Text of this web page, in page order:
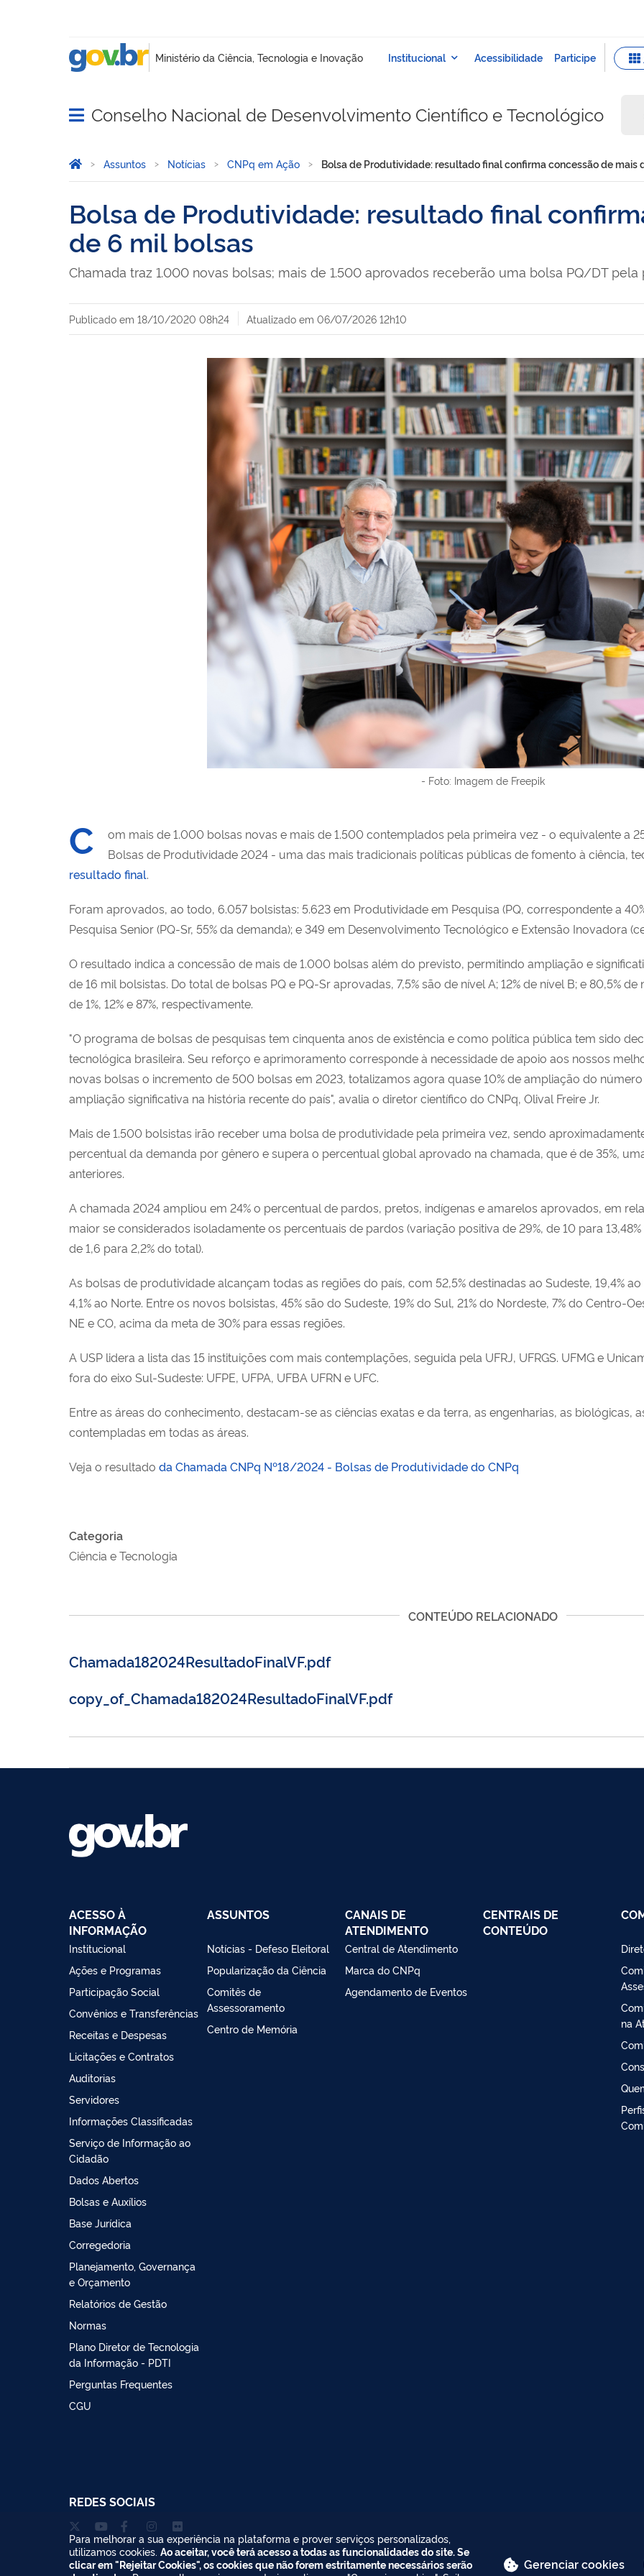
Abrir menu principal de navegação
Conselho Nacional de Desenvolvimento Científico e Tecnológico
Você está aqui:
Página Inicial
Assuntos Notícias CNPq em Ação Bolsa de Produtividade: resultado final confirma concessão de mais
Bolsa de Produtividade: resultado final
de 6 mil bolsas
Chamada traz 1.000 novas bolsas; mais de 1.500 aprovados receberão uma bolsa PQ/DT pela
Publicado em 18/10/2020 08h24 Atualizado em 06/07/2026 12h10
- Foto: Imagem de Freepik
C
om mais de 1.000 bolsas novas e mais de 1.500 contemplados pela primeira vez - o equivalente a
Bolsas de Produtividade 2024 - uma das mais tradicionais políticas públicas de fomento à ciência,
resultado final.
Foram aprovados, ao todo, 6.057 bolsistas: 5.623 em Produtividade em Pesquisa (PQ, correspondente a
Pesquisa Senior (PQ-Sr, 55% da demanda); e 349 em Desenvolvimento Tecnológico e Extensão Inovadora
O resultado indica a concessão de mais de 1.000 bolsas além do previsto, permitindo ampliação e
de 16 mil bolsistas. Do total de bolsas PQ e PQ-Sr aprovadas, 7,5% são de nível A; 12% de nível B; e 80,5%
de 1%, 12% e 87%, respectivamente.
"O programa de bolsas de pesquisas tem cinquenta anos de existência e como política pública tem sido
tecnológica brasileira. Seu reforço e aprimoramento corresponde à necessidade de apoio aos nossos
novas bolsas o incremento de 500 bolsas em 2023, totalizamos agora quase 10% de ampliação do
ampliação significativa na história recente do país", avalia o diretor científico do CNPq, Olival Freire Jr.
Mais de 1.500 bolsistas irão receber uma bolsa de produtividade pela primeira vez, sendo
percentual da demanda por gênero e supera o percentual global aprovado na chamada, que é de 35%,
anteriores.
A chamada 2024 ampliou em 24% o percentual de pardos, pretos, indígenas e amarelos aprovados, em
maior se considerados isoladamente os percentuais de pardos (variação positiva de 29%, de 10 para
de 1,6 para 2,2% do total).
As bolsas de produtividade alcançam todas as regiões do país, com 52,5% destinadas ao Sudeste, 19,4% ao
4,1% ao Norte. Entre os novos bolsistas, 45% são do Sudeste, 19% do Sul, 21% do Nordeste, 7% do Centro-
NE e CO, acima da meta de 30% para essas regiões.
A USP lidera a lista das 15 instituições com mais contemplações, seguida pela UFRJ, UFRGS. UFMG e
fora do eixo Sul-Sudeste: UFPE, UFPA, UFBA UFRN e UFC.
Entre as áreas do conhecimento, destacam-se as ciências exatas e da terra, as engenharias, as biológicas,
contempladas em todas as áreas.
Veja o resultado da Chamada CNPq Nº18/2024 - Bolsas de Produtividade do CNPq
Categoria
Ciência e Tecnologia
CONTEÚDO RELACIONADO
Chamada182024ResultadoFinalVF.pdf
copy_of_Chamada182024ResultadoFinalVF.pdf
ACESSO À
INFORMAÇÃO
Institucional
Ações e Programas
Participação Social
Convênios e Transferências
Receitas e Despesas
Licitações e Contratos
Auditorias
Servidores
Informações Classificadas
Serviço de Informação ao
Cidadão
Dados Abertos
Bolsas e Auxílios
Base Jurídica
Corregedoria
Planejamento, Governança
e Orçamento
Relatórios de Gestão
Normas
Plano Diretor de Tecnologia
da Informação - PDTI
Perguntas Frequentes
CGU
ASSUNTOS
Notícias - Defeso Eleitoral
Popularização da Ciência
Comitês de
Assessoramento
Centro de Memória
CANAIS DE
ATENDIMENTO
Central de Atendimento
Marca do CNPq
Agendamento de Eventos
CENTRAIS DE
CONTEÚDO
na
REDES SOCIAIS
Para melhorar a sua experiência na plataforma e prover serviços personalizados,
utilizamos cookies. Ao aceitar, você terá acesso a todas as funcionalidades do site. Se
clicar em "Rejeitar Cookies", os cookies que não forem estritamente necessários serão
Gerenciar cookies